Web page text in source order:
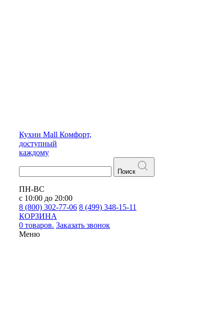
Кухни Mall Комфорт,
доступный
каждому
Поиск
ПН-ВС
с 10:00 до 20:00
8 (800) 302-77-06 8 (499) 348-15-11
КОРЗИНА
0 товаров. Заказать звонок
Меню